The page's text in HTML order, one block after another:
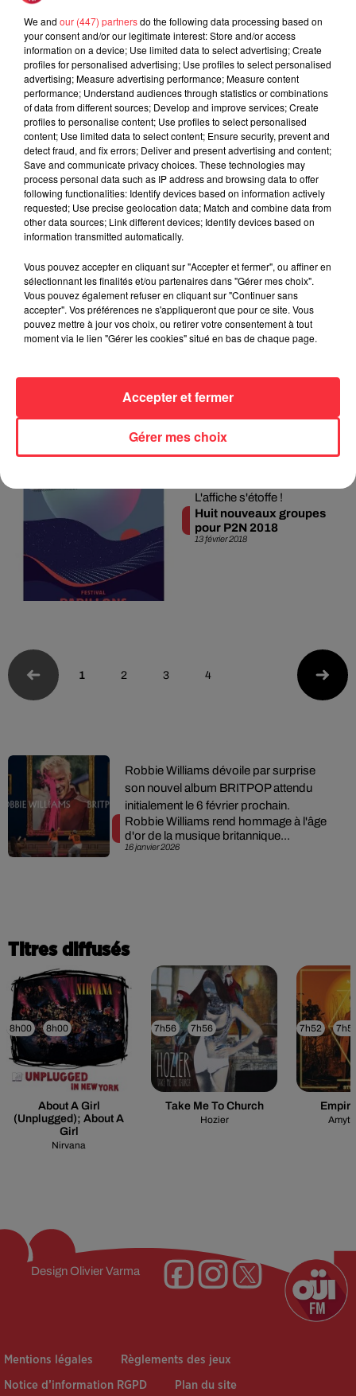
13 mars 2018
L'affiche de Papillons de
Nuit 2018 est (presque)
complète !
38 groupes et artistes
français et internationaux
seront présents pour
présenter leur musique.
22 février 2018
Tous les détails de la
programmation sont
maintenant révélés.
13 février 2018
Huit nouveaux groupes
pour P2N 2018
L'affiche s'étoffe !
1 2 3 4
16 janvier 2026
Robbie Williams rend hommage à l'âge
d'or de la musique britannique...
Robbie Williams dévoile par surprise
son nouvel album BRITPOP attendu
initialement le 6 février prochain.
Titres diffusés
8h00 8h00
Nirvana
About A Girl
(unplugged); About A
Girl
7h56 7h56
Hozier
Take Me To Church
7h52
Design Olivier Varma
Mentions légales Règlements des jeux
Notice d’information RGPD Plan du site
We and our (447) partnersdo the following data processing based on
your consent and/or our legitimate interest: Store and/or access
information on a device; Use limited data to select advertising; Create
profiles for personalised advertising; Use profiles to select personalised
advertising; Measure advertising performance; Measure content
performance; Understand audiences through statistics or combinations
of data from different sources; Develop and improve services; Create
profiles to personalise content; Use profiles to select personalised
content; Use limited data to select content; Ensure security, prevent and
detect fraud, and fix errors; Deliver and present advertising and content;
Save and communicate privacy choices. These technologies may
process personal data such as IP address and browsing data to offer
following functionalities: Identify devices based on information actively
requested; Use precise geolocation data; Match and combine data from
other data sources; Link different devices; Identify devices based on
information transmitted automatically.
Vous pouvez accepter en cliquant sur "Accepter et fermer", ou affiner en
sélectionnant les finalités et/ou partenaires dans "Gérer mes choix".
Vous pouvez également refuser en cliquant sur "Continuer sans
accepter". Vos préférences ne s'appliqueront que pour ce site. Vous
pouvez mettre à jour vos choix, ou retirer votre consentement à tout
moment via le lien "Gérer les cookies" situé en bas de chaque page.
Gérer mes choix
Accepter et fermer